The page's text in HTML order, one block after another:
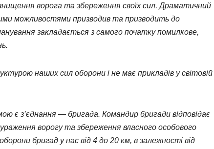
ворога та збереження своїх сил. Драматичний
можливостями призводив та призводить до
закладається з самого початку помилкове,
наших сил оборони і не має прикладів у світовій
є з’єднання — бригада. Командир бригади відповідає
ворогу та збереження власного особового
бригад у нас від 4 до 20 км, в залежності від